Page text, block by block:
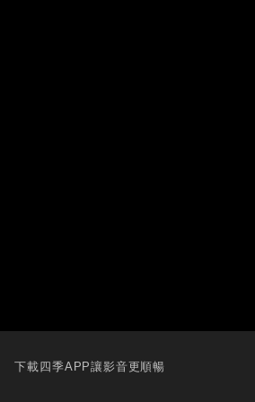
下載四季APP讓影音更順暢